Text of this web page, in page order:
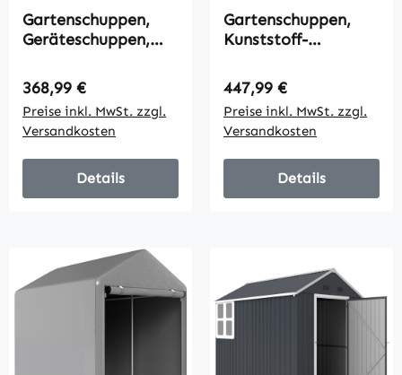
Gartenschuppen,
Geräteschuppen,
Fenster, wetterfest,
Holzoptik, Stahl,
152 x 235,7 x 208,7
cm, Braun
Regulärer Preis:
368,99 €
Preise inkl. MwSt. zzgl.
Versandkosten
Details
Gartenschuppen,
Kunststoff-
Boden, Fenster,
verschließbare
Türen, für Garten,
131B x 186T x 198H
cm, Grau
Regulärer Preis:
447,99 €
Preise inkl. MwSt. zzgl.
Versandkosten
Details